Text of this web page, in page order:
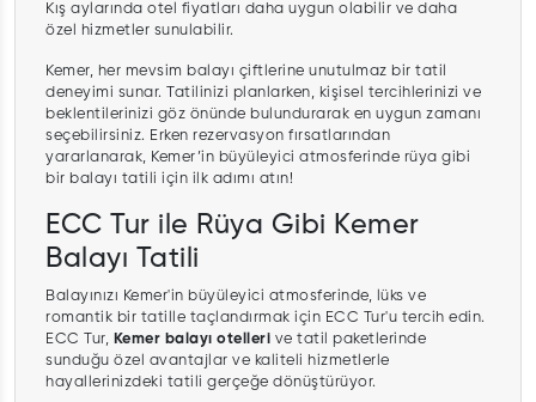
Kış aylarında otel fiyatları daha uygun olabilir ve daha
özel hizmetler sunulabilir.
Kemer, her mevsim balayı çiftlerine unutulmaz bir tatil
deneyimi sunar. Tatilinizi planlarken, kişisel tercihlerinizi ve
beklentilerinizi göz önünde bulundurarak en uygun zamanı
seçebilirsiniz. Erken rezervasyon fırsatlarından
yararlanarak, Kemer’in büyüleyici atmosferinde rüya gibi
bir balayı tatili için ilk adımı atın!
ECC Tur ile Rüya Gibi Kemer
Balayı Tatili
Balayınızı Kemer'in büyüleyici atmosferinde, lüks ve
romantik bir tatille taçlandırmak için ECC Tur'u tercih edin.
ECC Tur, Kemer balayı otelleri ve tatil paketlerinde
sunduğu özel avantajlar ve kaliteli hizmetlerle
hayallerinizdeki tatili gerçeğe dönüştürüyor.